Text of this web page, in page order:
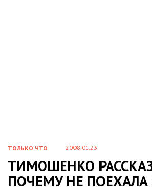
ТОЛЬКО ЧТО 2008.01.23
ТИМОШЕНКО
ПОЧЕМУ НЕ